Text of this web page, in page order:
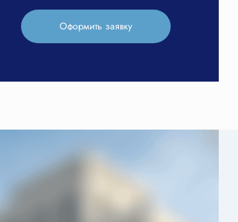
Оформить заявку